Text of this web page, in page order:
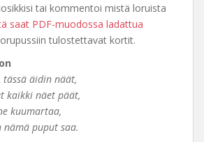
tai kommentoi mistä loruista
saat PDF-muodossa ladattua
tulostettavat kortit.
tässä äidin näät,
kaikki näet päät,
kuumartaa,
puput saa.